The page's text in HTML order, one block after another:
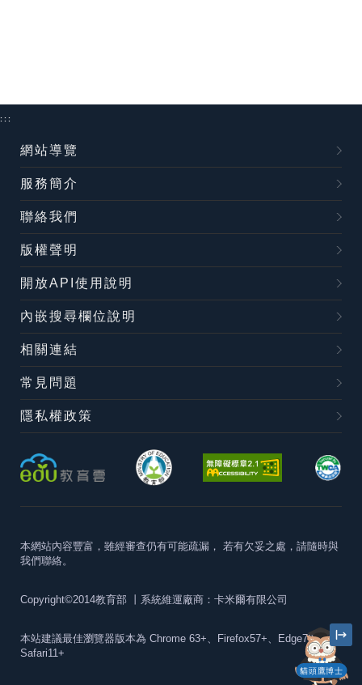
貓頭鷹博士
:::
網站導覽
服務簡介
聯絡我們
版權聲明
開放API使用說明
內嵌搜尋欄位說明
相關連結
常見問題
隱私權政策
本網站內容豐富，雖經審查仍有可能疏漏， 若有欠妥之處，請隨時與
我們聯絡。
Copyright©2014教育部 丨系統維運廠商：卡米爾有限公司
本站建議最佳瀏覽器版本為 Chrome 63+、Firefox57+、Edge79+及
Safari11+